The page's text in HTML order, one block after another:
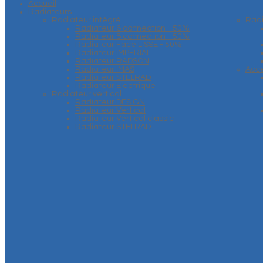
Accueil
Radiateurs
Radiateur intégré
Radiateur 6 connection - 50%
Radiateur 8 connection - 50%
Radiateur Face LISSE - 50%
Radiateur IMPERIAL
Radiateur RADSON
Radiateur IMAS
Radiateur STELRAD
Radiateur Electrique
Radiateur vertical
Radiateur DESIGN
Radiateur Vertical
Radiateur Vertical classic
Radiateur STELRAD